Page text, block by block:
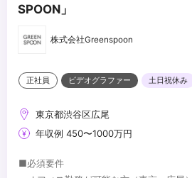
SPOON」
株式会社Greenspoon
正社員 ビデオグラファー 土日祝休み
東京都渋谷区広尾
年収例 450〜1000万円
■必須要件